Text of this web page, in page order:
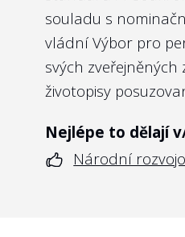
webu
státní firmy?
Doporučení:
Vzhledem k tomu,
vlastněné státem,
občané jsou
neexistuje rozumný
souladu s
vládní Výbor pro
svých zveřejněných
životopisy
Nejlépe to dělají
Národní